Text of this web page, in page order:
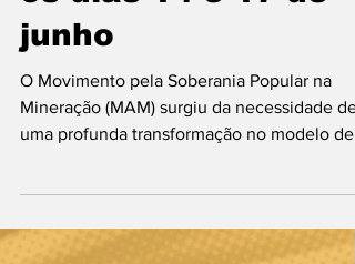
Encontro Estadual
em Salvador entre
os dias 14 e 17 de
junho
O Movimento pela Soberania Popular na
Mineração (MAM) surgiu da necessidade de
uma profunda transformação no modelo de